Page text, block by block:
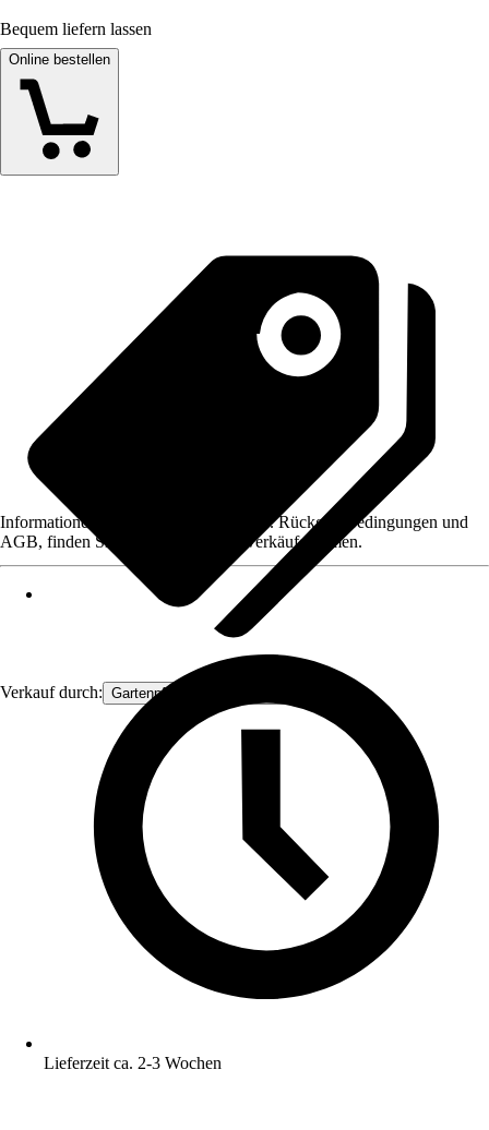
Bequem liefern lassen
Online bestellen
Verkauf durch: Gartenpflanzen Ammerland
Informationen des Verkäufers, wie z. B. Rückgabebedingungen und
AGB, finden Sie bei Klick auf den Verkäufernamen.
Lieferzeit ca. 2-3 Wochen